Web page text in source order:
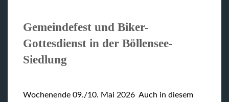
Gemeindefest und Biker-
Gottesdienst in der Böllensee-
Siedlung
Wochenende 09./10. Mai 2026 Auch in diesem